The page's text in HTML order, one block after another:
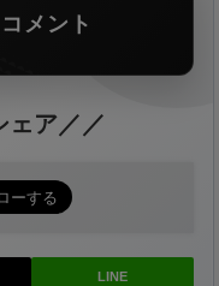
メント
ェア／／
LINE